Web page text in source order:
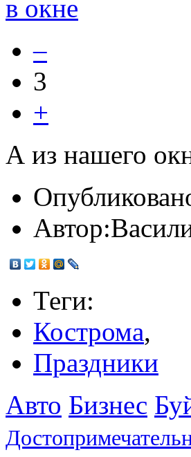
–
3
+
А из нашего
Автор:
Теги:
Кострома,
Праздники
Авто Бизнес